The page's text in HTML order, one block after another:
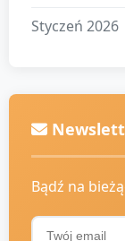
Styczeń 2026
Bądź na